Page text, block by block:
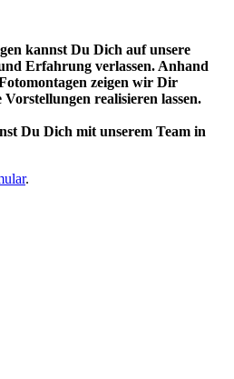
kannst Du Dich auf unsere
Erfahrung verlassen. Anhand
zeigen wir Dir
realisieren lassen.
Du Dich mit unserem Team in
.